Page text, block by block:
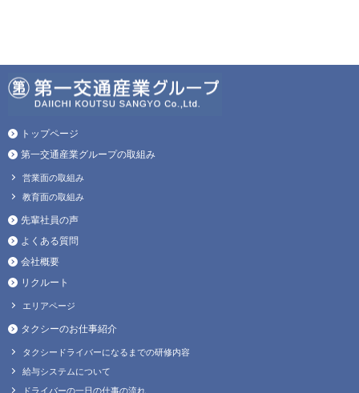
トップページ
第一交通産業グループの取組み
営業面の取組み
教育面の取組み
先輩社員の声
よくある質問
会社概要
リクルート
エリアページ
タクシーのお仕事紹介
タクシードライバーになるまでの研修内容
給与システムについて
ドライバーの一日の仕事の流れ